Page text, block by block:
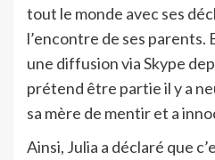
tout le monde avec ses
l’encontre de ses parents.
une diffusion via Skype
prétend être partie il y a
sa mère de mentir et a
Ainsi, Julia a déclaré que